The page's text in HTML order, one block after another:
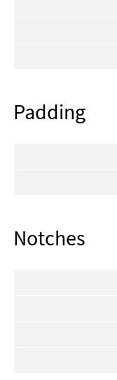
Padding
Notches